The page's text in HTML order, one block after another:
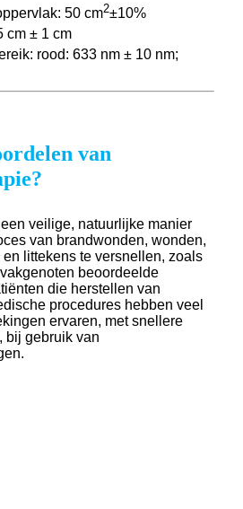
50 cm2±10%
cm ± 1 cm
rood: 633 nm ± 10 nm;
van
veilige, natuurlijke manier
van brandwonden, wonden,
littekens te versnellen, zoals
beoordeelde
die herstellen van
procedures hebben veel
ervaren, met snellere
bij gebruik van